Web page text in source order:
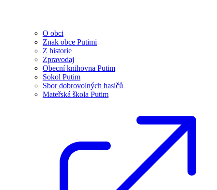
O obci
Znak obce Putimi
Z historie
Zpravodaj
Obecní knihovna Putim
Sokol Putim
Sbor dobrovolných hasičů
Mateřská škola Putim